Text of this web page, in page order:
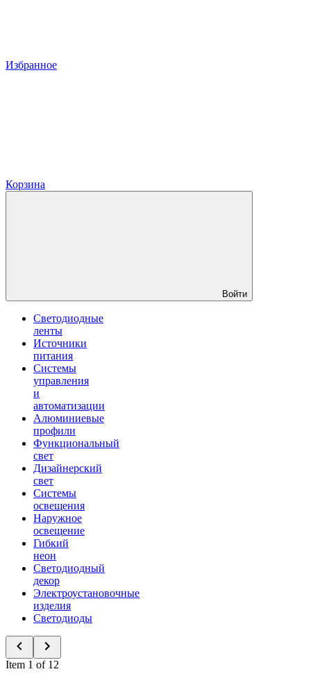
Избранное
Корзина
Войти
Светодиодные
ленты
Источники
питания
Системы
управления
и
автоматизации
Алюминиевые
профили
Функциональный
свет
Дизайнерский
свет
Системы
освещения
Наружное
освещение
Гибкий
неон
Светодиодный
декор
Электроустановочные
изделия
Светодиоды
Item 1 of 12